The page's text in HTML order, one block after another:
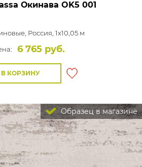
Окинава OK5 001
Россия, 1x10,05 м
6 765 руб.
В КОРЗИНУ
Образец в магазине